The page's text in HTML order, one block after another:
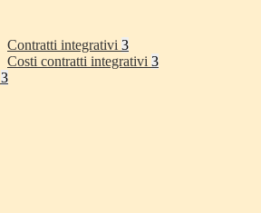
Contratti integrativi 3
Costi contratti integrativi 3
3